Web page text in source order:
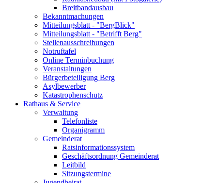
Breitbandausbau
Bekanntmachungen
Mitteilungsblatt - "BergBlick"
Mitteilungsblatt - "Betrifft Berg"
Stellenausschreibungen
Notruftafel
Online Terminbuchung
Veranstaltungen
Bürgerbeteiligung Berg
Asylbewerber
Katastrophenschutz
Rathaus & Service
Verwaltung
Telefonliste
Organigramm
Gemeinderat
Ratsinformationssystem
Geschäftsordnung Gemeinderat
Leitbild
Sitzungstermine